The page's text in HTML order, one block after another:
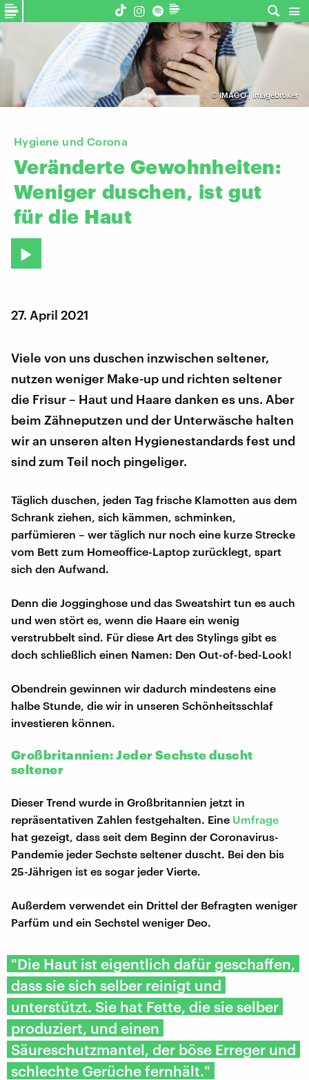
©IMAGO | imagebroker
Hygiene und Corona
Veränderte Gewohnheiten:
Weniger duschen, ist gut
für die Haut
27. April 2021
Viele von uns duschen inzwischen seltener,
nutzen weniger Make-up und richten seltener
die Frisur – Haut und Haare danken es uns. Aber
beim Zähneputzen und der Unterwäsche halten
wir an unseren alten Hygienestandards fest und
sind zum Teil noch pingeliger.
Täglich duschen, jeden Tag frische Klamotten aus dem
Schrank ziehen, sich kämmen, schminken,
parfümieren – wer täglich nur noch eine kurze Strecke
vom Bett zum Homeoffice-Laptop zurücklegt, spart
sich den Aufwand.
Denn die Jogginghose und das Sweatshirt tun es auch
und wen stört es, wenn die Haare ein wenig
verstrubbelt sind. Für diese Art des Stylings gibt es
doch schließlich einen Namen: Den Out-of-bed-Look!
Obendrein gewinnen wir dadurch mindestens eine
halbe Stunde, die wir in unseren Schönheitsschlaf
investieren können.
Großbritannien: Jeder Sechste duscht
seltener
Dieser Trend wurde in Großbritannien jetzt in
repräsentativen Zahlen festgehalten. Eine Umfrage
hat gezeigt, dass seit dem Beginn der Coronavirus-
Pandemie jeder Sechste seltener duscht. Bei den bis
25-Jährigen ist es sogar jeder Vierte.
Außerdem verwendet ein Drittel der Befragten weniger
Parfüm und ein Sechstel weniger Deo.
"Die Haut ist eigentlich dafür geschaffen,
dass sie sich selber reinigt und
unterstützt. Sie hat Fette, die sie selber
produziert, und einen
Säureschutzmantel, der böse Erreger und
schlechte Gerüche fernhält."